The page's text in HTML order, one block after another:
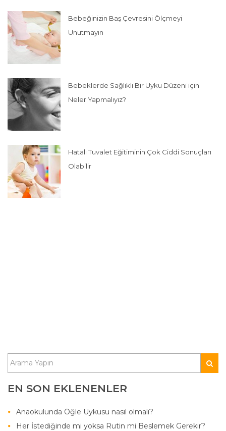
Bebeğinizin Baş Çevresini Ölçmeyi
Unutmayın
Bebeklerde Sağlıklı Bir Uyku Düzeni için
Neler Yapmalıyız?
Hatalı Tuvalet Eğitiminin Çok Ciddi Sonuçları
Olabilir
EN SON EKLENENLER
Anaokulunda Öğle Uykusu nasıl olmalı?
Her İstediğinde mi yoksa Rutin mi Beslemek Gerekir?